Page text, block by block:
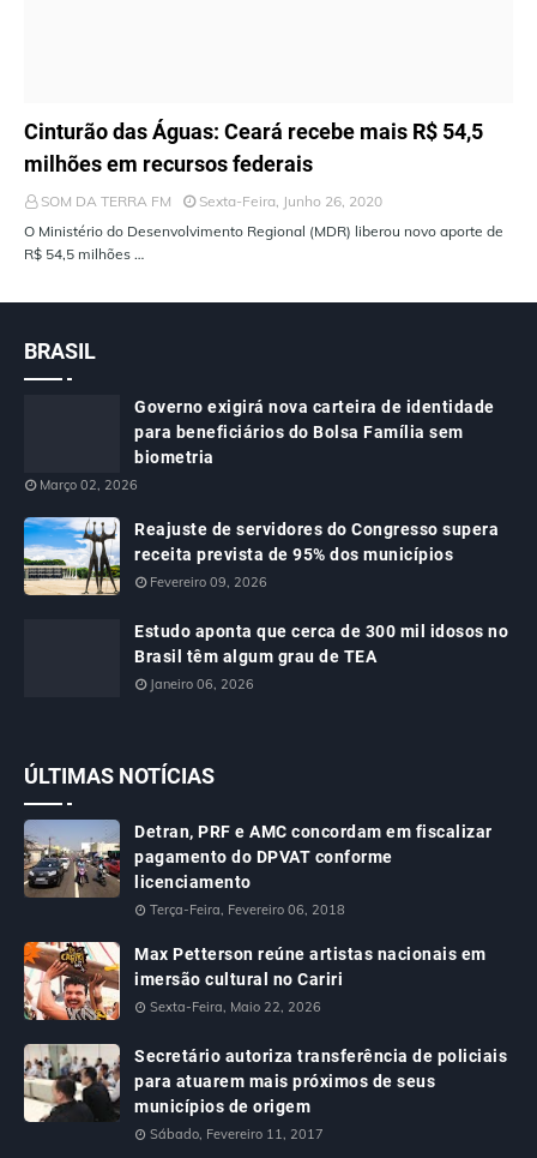
ÚLTIMAS NOTÍCIAS
Cinturão das Águas: Ceará recebe mais R$ 54,5
milhões em recursos federais
SOM DA TERRA FM
Sexta-Feira, Junho 26, 2020
O Ministério do Desenvolvimento Regional (MDR) liberou novo aporte de
R$ 54,5 milhões …
BRASIL
Governo exigirá nova carteira de identidade
para beneficiários do Bolsa Família sem
biometria
Março 02, 2026
Reajuste de servidores do Congresso supera
receita prevista de 95% dos municípios
Fevereiro 09, 2026
Estudo aponta que cerca de 300 mil idosos no
Brasil têm algum grau de TEA
Janeiro 06, 2026
ÚLTIMAS NOTÍCIAS
Detran, PRF e AMC concordam em fiscalizar
pagamento do DPVAT conforme
licenciamento
Terça-Feira, Fevereiro 06, 2018
Max Petterson reúne artistas nacionais em
imersão cultural no Cariri
Sexta-Feira, Maio 22, 2026
Secretário autoriza transferência de policiais
para atuarem mais próximos de seus
municípios de origem
Sábado, Fevereiro 11, 2017